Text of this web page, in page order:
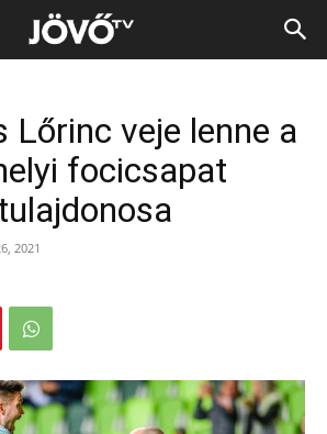
Lőrinc veje lenne a
focicsapat
2021